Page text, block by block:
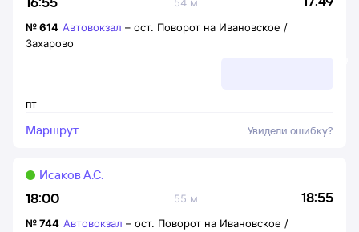
пт
№614 Автовокзал – ост. Поворот на Ивановское /
Захарово
Маршрут Увидели ошибку?
18:00 18:55
55 м
Исаков А.С.
№744 Автовокзал – ост. Поворот на Ивановское /